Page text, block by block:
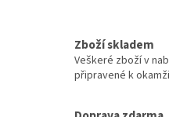
Zboží skladem
Veškeré zboží v
připravené k